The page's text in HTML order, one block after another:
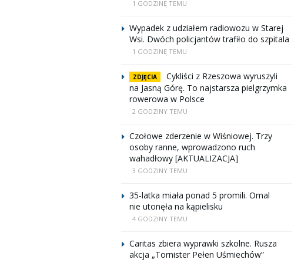
1 GODZINĘ TEMU
Wypadek z udziałem radiowozu w Starej
Wsi. Dwóch policjantów trafiło do szpitala
1 GODZINĘ TEMU
ZDJĘCIA
Cykliści z Rzeszowa wyruszyli
na Jasną Górę. To najstarsza pielgrzymka
rowerowa w Polsce
2 GODZINY TEMU
Czołowe zderzenie w Wiśniowej. Trzy
osoby ranne, wprowadzono ruch
wahadłowy [AKTUALIZACJA]
3 GODZINY TEMU
35-latka miała ponad 5 promili. Omal
nie utonęła na kąpielisku
4 GODZINY TEMU
Caritas zbiera wyprawki szkolne. Rusza
akcja „Tornister Pełen Uśmiechów”